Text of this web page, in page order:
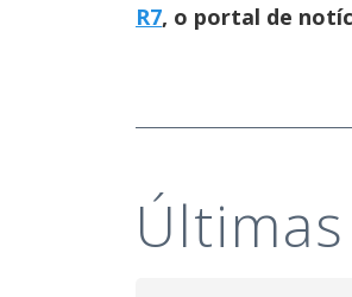
R7, o portal de
Últimas